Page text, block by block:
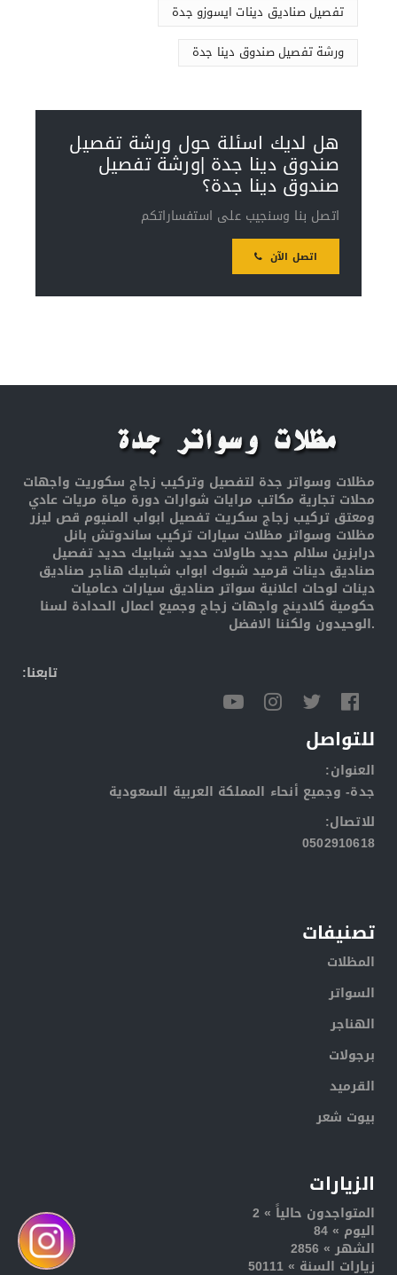
تفصيل صناديق دينات ايسوزو جدة
ورشة تفصيل صندوق دينا جدة
هل لديك اسئلة حول ورشة تفصيل
صندوق دينا جدة |ورشة تفصيل
صندوق دينا جدة؟
اتصل بنا وسنجيب على استفساراتكم
اتصل الآن
مظلات وسواتر جدة لتفصيل وتركيب زجاج سكوريت واجهات
محلات تجارية مكاتب مرايات شوارات دورة مياة مريات عادي
ومعتق تركيب زجاج سكريت تفصيل ابواب المنيوم قص ليزر
مظلات وسواتر مظلات سيارات تركيب ساندوتش بانل
درابزين سلالم حديد طاولات حديد شبابيك حديد تفصيل
صناديق دينات قرميد شبوك ابواب شبابيك هناجر صناديق
دينات لوحات اعلانية سواتر صناديق سيارات دعاميات
حكومية كلادينج واجهات زجاج وجميع اعمال الحدادة لسنا
الوحيدون ولكننا الافضل.
:تابعنا
للتواصل
:العنوان
جدة- وجميع أنحاء المملكة العربية السعودية
:للاتصال
0502910618
تصنيفات
المظلات
السواتر
الهناجر
برجولات
القرميد
بيوت شعر
الزيارات
المتواجدون حالياً » 2
اليوم » 84
الشهر » 2856
زيارات السنة » 50111